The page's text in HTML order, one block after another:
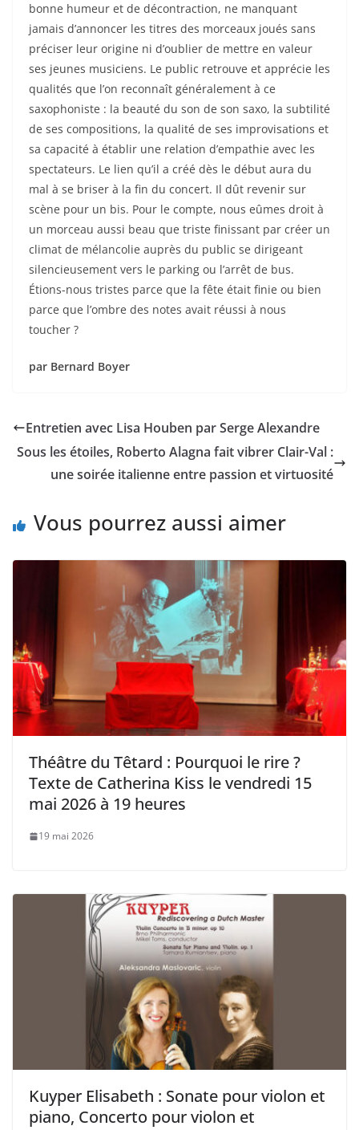
bonne humeur et de décontraction, ne manquant
jamais d’annoncer les titres des morceaux joués sans
préciser leur origine ni d’oublier de mettre en valeur
ses jeunes musiciens. Le public retrouve et apprécie les
qualités que l’on reconnaît généralement à ce
saxophoniste : la beauté du son de son saxo, la subtilité
de ses compositions, la qualité de ses improvisations et
sa capacité à établir une relation d’empathie avec les
spectateurs. Le lien qu’il a créé dès le début aura du
mal à se briser à la fin du concert. Il dût revenir sur
scène pour un bis. Pour le compte, nous eûmes droit à
un morceau aussi beau que triste finissant par créer un
climat de mélancolie auprès du public se dirigeant
silencieusement vers le parking ou l’arrêt de bus.
Étions-nous tristes parce que la fête était finie ou bien
parce que l’ombre des notes avait réussi à nous
toucher ?
par Bernard Boyer
Entretien avec Lisa Houben par Serge Alexandre
Sous les étoiles, Roberto Alagna fait vibrer Clair-Val :
une soirée italienne entre passion et virtuosité
Vous pourrez aussi aimer
Théâtre du Têtard : Pourquoi le rire ?
Texte de Catherina Kiss le vendredi 15
mai 2026 à 19 heures
19 mai 2026
Kuyper Elisabeth : Sonate pour violon et
piano, Concerto pour violon et